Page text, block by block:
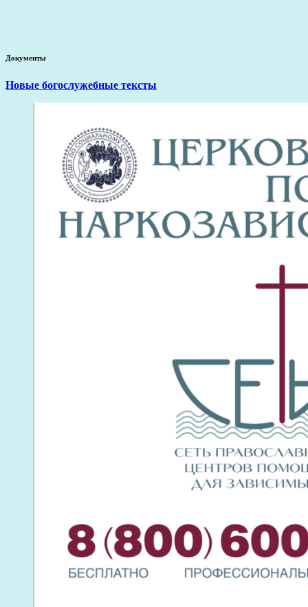
Документы
Новые богослужебные тексты